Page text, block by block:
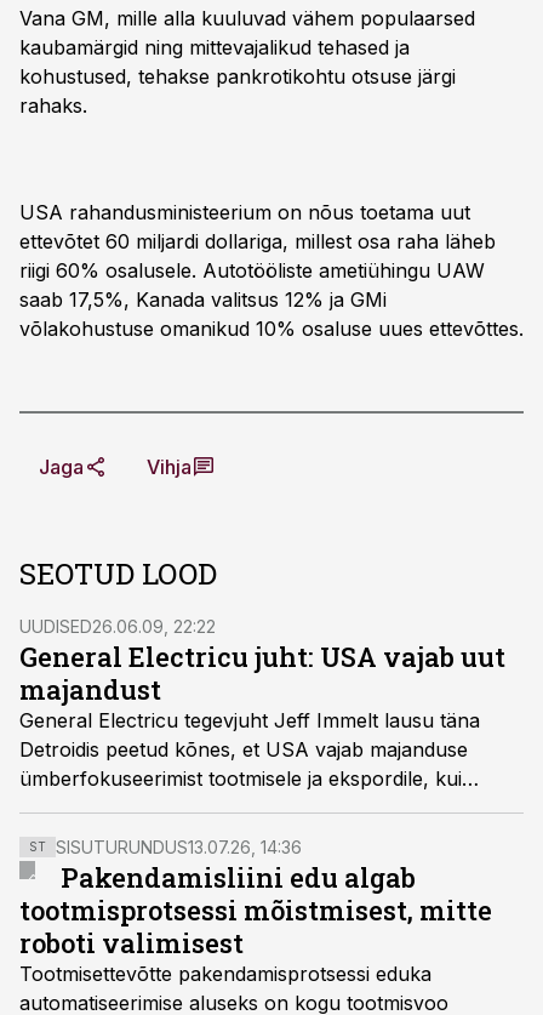
Vana GM, mille alla kuuluvad vähem populaarsed
kaubamärgid ning mittevajalikud tehased ja
kohustused, tehakse pankrotikohtu otsuse järgi
rahaks.
USA rahandusministeerium on nõus toetama uut
ettevõtet 60 miljardi dollariga, millest osa raha läheb
riigi 60% osalusele. Autotööliste ametiühingu UAW
saab 17,5%, Kanada valitsus 12% ja GMi
võlakohustuse omanikud 10% osaluse uues ettevõttes.
Jaga Vihja
SEOTUD LOOD
UUDISED26.06.09, 22:22
General Electricu juht: USA vajab uut
majandust
General Electricu tegevjuht Jeff Immelt lausu täna
Detroidis peetud kõnes, et USA vajab majanduse
ümberfokuseerimist tootmisele ja ekspordile, kui
soovib suurest kriisist väljuda, vahendab Reuters.
ST SISUTURUNDUS13.07.26, 14:36
Pakendamisliini edu algab
tootmisprotsessi mõistmisest, mitte
roboti valimisest
Tootmisettevõtte pakendamisprotsessi eduka
automatiseerimise aluseks on kogu tootmisvoo